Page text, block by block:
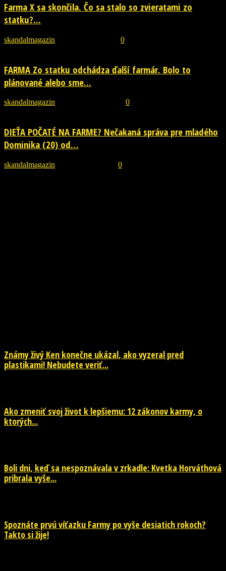
Farma X sa skončila. Čo sa stalo so zvieratami zo
statku?...
skandalmagazin 0
FARMA Zo statku odchádza ďalší farmár. Bolo to
plánované alebo sme...
skandalmagazin 0
DIEŤA POČATÉ NA FARME? Nečakaná správa pre mladého
Dominika (20) od…
skandalmagazin 0
Známy živý Ken konečne ukázal, ako vyzeral pred
plastikami! Nebudete veriť...
Ako zmeniť svoj život k lepšiemu: 12 zákonov karmy, o
ktorých...
Boli dni, keď sa nespoznávala v zrkadle: Kvetka Horváthová
pribrala vyše...
Spoznáte prvú víťazku Farmy po vyše desiatich rokoch?
Takto si žije!